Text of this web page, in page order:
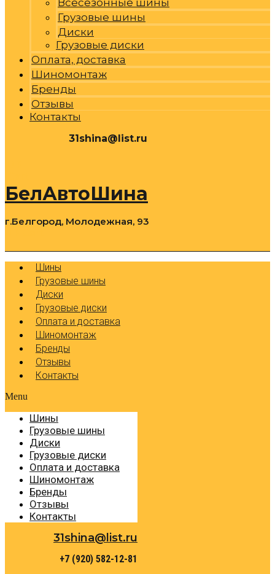
Всесезонные шины
Грузовые шины
Диски
Грузовые диски
Оплата, доставка
Шиномонтаж
Бренды
Отзывы
Контакты
31shina@list.ru
БелАвтоШина
г.Белгород, Молодежная, 93
Шины
Грузовые шины
Диски
Грузовые диски
Оплата и доставка
Шиномонтаж
Бренды
Отзывы
Контакты
Menu
Шины
Грузовые шины
Диски
Грузовые диски
Оплата и доставка
Шиномонтаж
Бренды
Отзывы
Контакты
31shina@list.ru
+7 (920) 582-12-81